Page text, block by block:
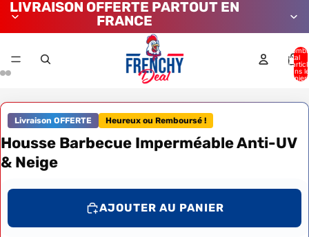
LIVRAISON OFFERTE PARTOUT EN
FRANCE
total
dans le
Livraison OFFERTE Heureux ou Remboursé !
Housse Barbecue Imperméable Anti-UV
& Neige
AJOUTER AU PANIER